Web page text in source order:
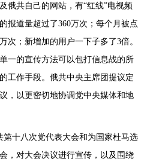
俄共自己的网站，有“红线”电视频
报道量超过了360万次；每个月被点
次；新增加的用户一下子多了3倍。
一的宣传方法可以包打信息战的所
工作手段。俄共中央主席团提议定
，以更密切地协调党中央媒体和地
第十八次党代表大会和为国家杜马选
，对大会决议进行宣传，以及围绕